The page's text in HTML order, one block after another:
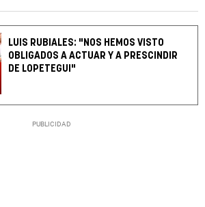
LUIS RUBIALES: "NOS HEMOS VISTO
OBLIGADOS A ACTUAR Y A PRESCINDIR
DE LOPETEGUI"